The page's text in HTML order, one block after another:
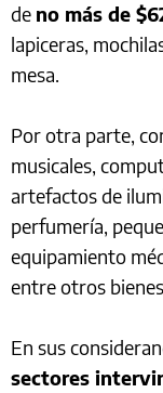
de no más de
lapiceras,
mesa.
Por otra parte,
musicales,
artefactos de
perfumería,
equipamiento
entre otros
En sus
sectores